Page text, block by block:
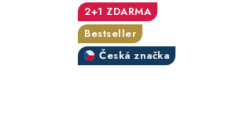
2+1 ZDARMA
Bestseller
Česká značka